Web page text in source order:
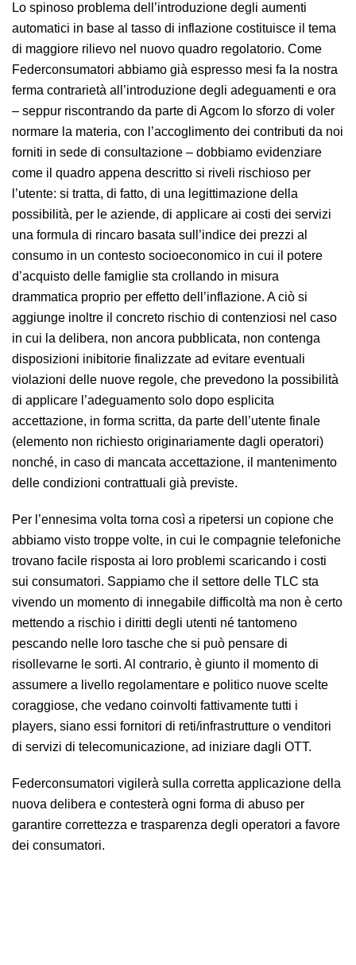
Lo spinoso problema dell’introduzione degli aumenti
automatici in base al tasso di inflazione costituisce il tema
di maggiore rilievo nel nuovo quadro regolatorio. Come
Federconsumatori abbiamo già espresso mesi fa la nostra
ferma contrarietà all’introduzione degli adeguamenti e ora
– seppur riscontrando da parte di Agcom lo sforzo di voler
normare la materia, con l’accoglimento dei contributi da noi
forniti in sede di consultazione – dobbiamo evidenziare
come il quadro appena descritto si riveli rischioso per
l’utente: si tratta, di fatto, di una legittimazione della
possibilità, per le aziende, di applicare ai costi dei servizi
una formula di rincaro basata sull’indice dei prezzi al
consumo in un contesto socioeconomico in cui il potere
d’acquisto delle famiglie sta crollando in misura
drammatica proprio per effetto dell’inflazione. A ciò si
aggiunge inoltre il concreto rischio di contenziosi nel caso
in cui la delibera, non ancora pubblicata, non contenga
disposizioni inibitorie finalizzate ad evitare eventuali
violazioni delle nuove regole, che prevedono la possibilità
di applicare l’adeguamento solo dopo esplicita
accettazione, in forma scritta, da parte dell’utente finale
(elemento non richiesto originariamente dagli operatori)
nonché, in caso di mancata accettazione, il mantenimento
delle condizioni contrattuali già previste.
Per l’ennesima volta torna così a ripetersi un copione che
abbiamo visto troppe volte, in cui le compagnie telefoniche
trovano facile risposta ai loro problemi scaricando i costi
sui consumatori. Sappiamo che il settore delle TLC sta
vivendo un momento di innegabile difficoltà ma non è certo
mettendo a rischio i diritti degli utenti né tantomeno
pescando nelle loro tasche che si può pensare di
risollevarne le sorti. Al contrario, è giunto il momento di
assumere a livello regolamentare e politico nuove scelte
coraggiose, che vedano coinvolti fattivamente tutti i
players, siano essi fornitori di reti/infrastrutture o venditori
di servizi di telecomunicazione, ad iniziare dagli OTT.
Federconsumatori vigilerà sulla corretta applicazione della
nuova delibera e contesterà ogni forma di abuso per
garantire correttezza e trasparenza degli operatori a favore
dei consumatori.